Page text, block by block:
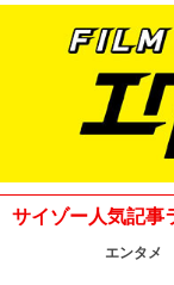
サイゾー人気記事
エンタメ